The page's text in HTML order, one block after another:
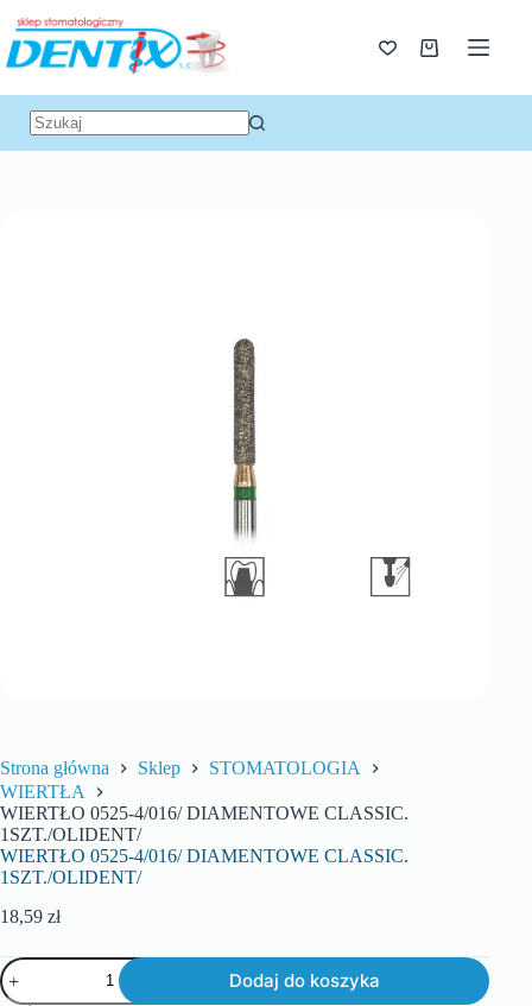
Strona główna Sklep
STOMATOLOGIA
WIERTŁA
WIERTŁO 0525-4/016/ DIAMENTOWE CLASSIC.
1SZT./OLIDENT/
WIERTŁO 0525-4/016/ DIAMENTOWE CLASSIC.
1SZT./OLIDENT/
18,59 zł
Dodaj do koszyka